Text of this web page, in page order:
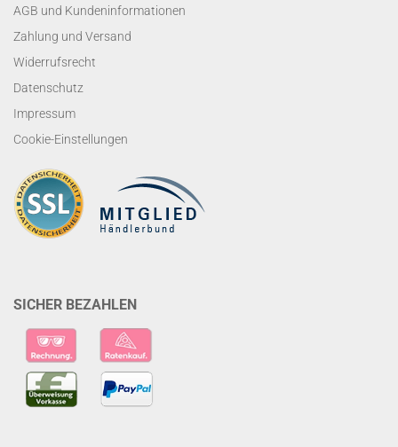
AGB und Kundeninformationen
Zahlung und Versand
Widerrufsrecht
Datenschutz
Impressum
Cookie-Einstellungen
SICHER BEZAHLEN